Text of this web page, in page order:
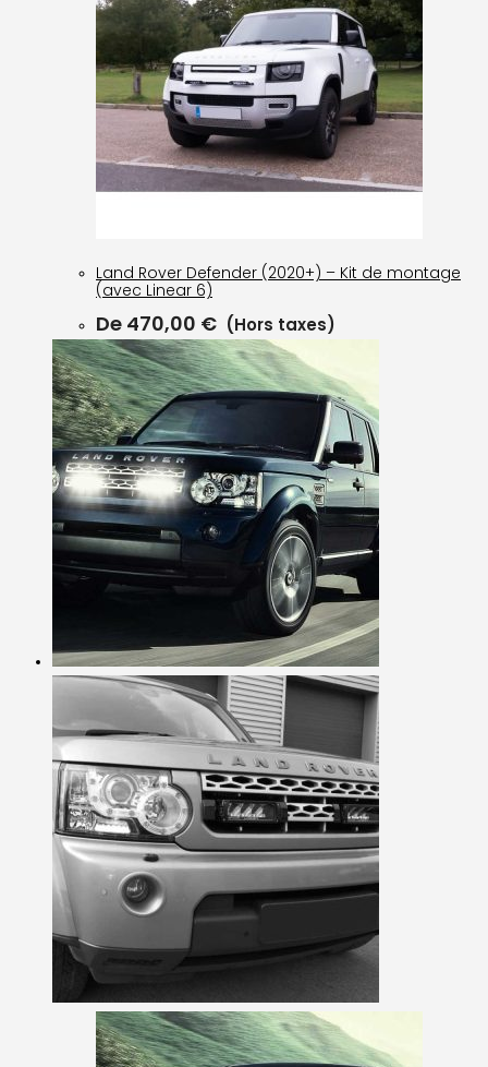
Land Rover Defender (2020+) – Kit de montage
(avec Linear 6)
De 470,00 € (Hors taxes)